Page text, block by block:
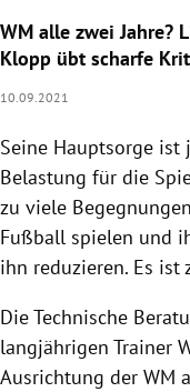
WM alle zwei Jahre?
Klopp übt scharfe
10.09.2021
Seine Hauptsorge ist
Belastung für die
zu viele
Fußball spielen und
ihn reduzieren. Es ist
Die Technische
langjährigen Trainer
Ausrichtung der WM